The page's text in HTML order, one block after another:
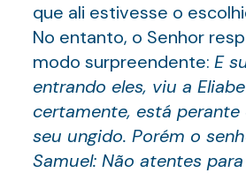
que ali estivesse o
No entanto, o Senhor
modo surpreendente: E
entrando eles, viu a
certamente, está perante
seu ungido. Porém o
Samuel: Não atentes